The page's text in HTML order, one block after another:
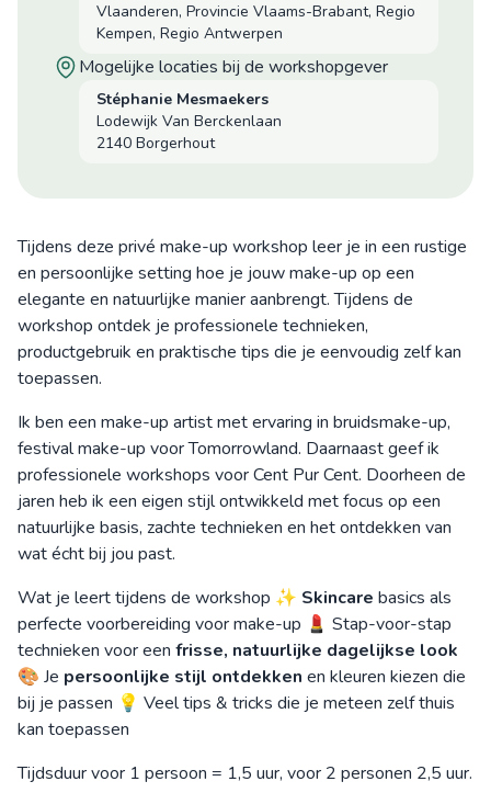
Vlaanderen, Provincie Vlaams-Brabant, Regio
Kempen, Regio Antwerpen
mogelijke locaties bij de workshopgever
Stéphanie Mesmaekers
Lodewijk Van Berckenlaan
2140 Borgerhout
Tijdens deze privé make-up workshop leer je in een rustige
en persoonlijke setting hoe je jouw make-up op een
elegante en natuurlijke manier aanbrengt. Tijdens de
workshop ontdek je professionele technieken,
productgebruik en praktische tips die je eenvoudig zelf kan
toepassen.
Ik ben een make-up artist met ervaring in bruidsmake-up,
festival make-up voor Tomorrowland. Daarnaast geef ik
professionele workshops voor Cent Pur Cent. Doorheen de
jaren heb ik een eigen stijl ontwikkeld met focus op een
natuurlijke basis, zachte technieken en het ontdekken van
wat écht bij jou past.
Wat je leert tijdens de workshop ✨ Skincare basics als
perfecte voorbereiding voor make-up 💄 Stap-voor-stap
technieken voor een frisse, natuurlijke dagelijkse look
🎨 Je persoonlijke stijl ontdekken en kleuren kiezen die
bij je passen 💡 Veel tips & tricks die je meteen zelf thuis
kan toepassen
Tijdsduur voor 1 persoon = 1,5 uur, voor 2 personen 2,5 uur.